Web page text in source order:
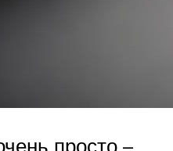
просто –